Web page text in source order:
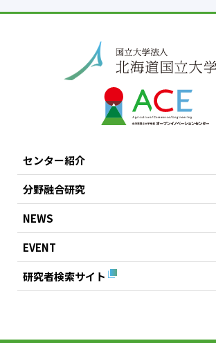
センター紹介
分野融合研究
NEWS
EVENT
研究者検索サイト